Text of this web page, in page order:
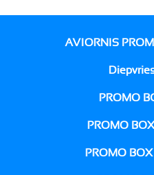
AVIORNIS
PROMO
PROMO
PROMO